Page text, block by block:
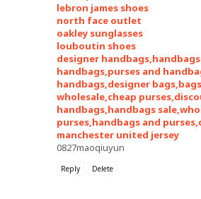
lebron james shoes
north face outlet
oakley sunglasses
louboutin shoes
designer
handbags,purses and
handbags,designer
wholesale,cheap
handbags,handbags
purses,handbags and
manchester united jersey
0827maoqiuyun
Reply Delete